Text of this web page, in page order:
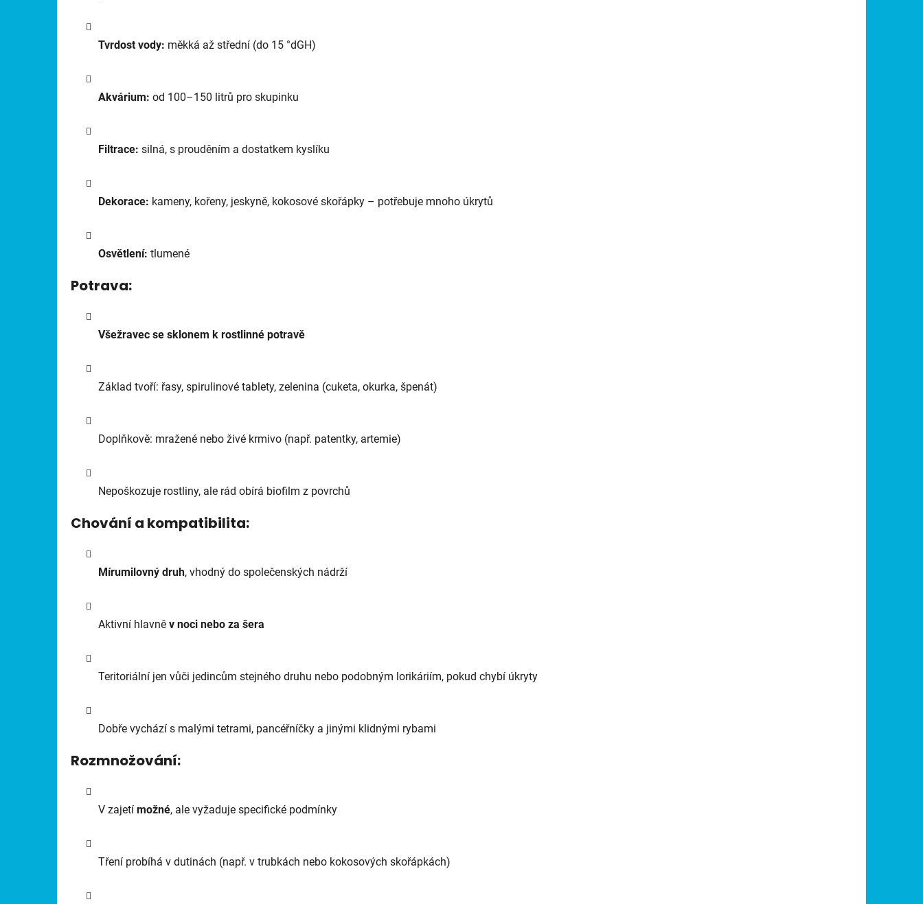
Tvrdost vody: měkká až střední (do 15 °dGH)
Akvárium: od 100–150 litrů pro skupinku
Filtrace: silná, s prouděním a dostatkem kyslíku
Dekorace: kameny, kořeny, jeskyně, kokosové skořápky – potřebuje mnoho úkrytů
Osvětlení: tlumené
Potrava:
Všežravec se sklonem k rostlinné potravě
Základ tvoří: řasy, spirulinové tablety, zelenina (cuketa, okurka, špenát)
Doplňkově: mražené nebo živé krmivo (např. patentky, artemie)
Nepoškozuje rostliny, ale rád obírá biofilm z povrchů
Chování a kompatibilita:
Mírumilovný druh, vhodný do společenských nádrží
Aktivní hlavně v noci nebo za šera
Teritoriální jen vůči jedincům stejného druhu nebo podobným lorikáriím, pokud chybí úkryty
Dobře vychází s malými tetrami, pancéřníčky a jinými klidnými rybami
Rozmnožování:
V zajetí možné, ale vyžaduje specifické podmínky
Tření probíhá v dutinách (např. v trubkách nebo kokosových skořápkách)